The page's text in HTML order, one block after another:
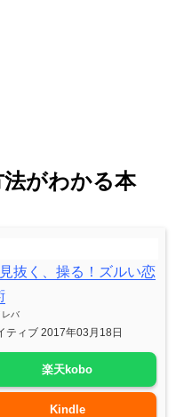
がわかる本
抜く、操る！ズルい恋
レバ
ティブ 2017年03月18日
楽天kobo
Kindle